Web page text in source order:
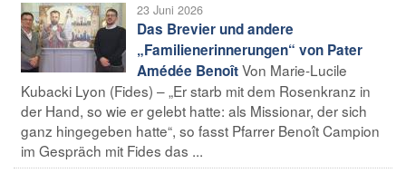
23 Juni 2026
Das Brevier und andere
„Familienerinnerungen“ von Pater
Amédée BenoîtVon Marie-Lucile
Kubacki Lyon (Fides) – „Er starb mit dem Rosenkranz in
der Hand, so wie er gelebt hatte: als Missionar, der sich
ganz hingegeben hatte“, so fasst Pfarrer Benoît Campion
im Gespräch mit Fides das ...